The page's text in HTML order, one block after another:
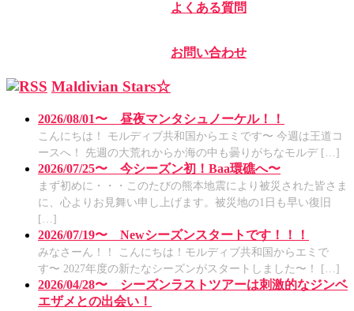
よくある質問
お問い合わせ
Maldivian Stars☆
2026/08/01〜 昼夜マンタシュノーケル！！
こんにちは！ モルディブ共和国からエミです〜 今週は王道コ
ースへ！ 先週の大荒れからか海の中も曇りがちなモルデ […]
2026/07/25〜 今シーズン初！Baa環礁へ〜
まず初めに・・・このたびの熊本地震により被災された皆さま
に、心よりお見舞い申し上げます。被災地の1日も早い復旧
[…]
2026/07/19〜 Newシーズンスタートです！！！
みなさーん！！ こんにちは！モルディブ共和国からエミで
す〜 2027年度の新たなシーズンがスタートしました〜！ […]
2026/04/28〜 シーズンラストツアーは刺激的なジンベ
エザメとの出会い！